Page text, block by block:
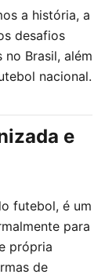
a história, a
desafios
Brasil, além
nacional.
e
futebol, é um
para
própria
de